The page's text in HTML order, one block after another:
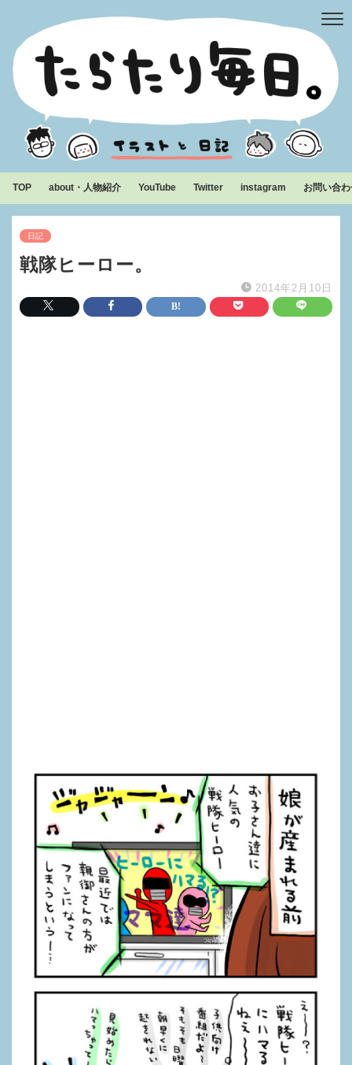
TOP about・人物紹介 YouTube Twitter instagram お問い合
日記
戦隊ヒーロー。
2014年2月10日